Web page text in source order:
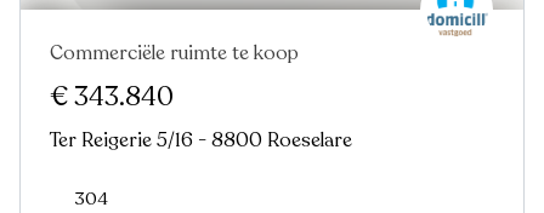
Commerciële ruimte te koop
€ 343.840
Ter Reigerie 5/16 - 8800 Roeselare
304